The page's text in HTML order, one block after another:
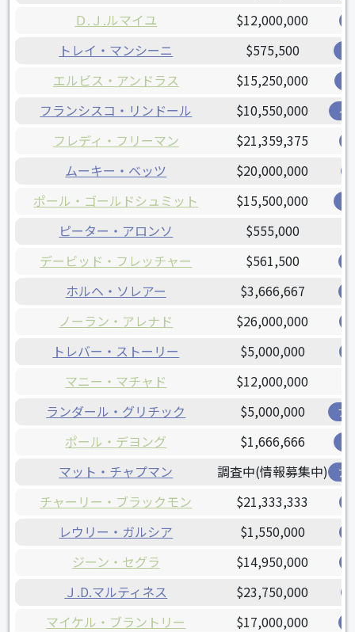
Ｄ.Ｊ.ルマイユ $12,000,000
トレイ・マンシーニ $575,500
エルビス・アンドラス $15,250,000
フランシスコ・リンドール $10,550,000 イ
フレディ・フリーマン $21,359,375
ムーキー・ベッツ $20,000,000
ポール・ゴールドシュミット $15,500,000
ピーター・アロンソ
$555,000
デービッド・フレッチャー
$561,500
ホルヘ・ソレアー $3,666,667
ノーラン・アレナド $26,000,000
トレバー・ストーリー $5,000,000
マニー・マチャド $12,000,000
ランダール・グリチック $5,000,000 ブ
ポール・デヨング $1,666,666
マット・チャプマン 調査中(情報募集中) ア
チャーリー・ブラックモン $21,333,333
レウリー・ガルシア $1,550,000
ジーン・セグラ $14,950,000
Ｊ.D.マルティネス $23,750,000
マイケル・ブラントリー $17,000,000